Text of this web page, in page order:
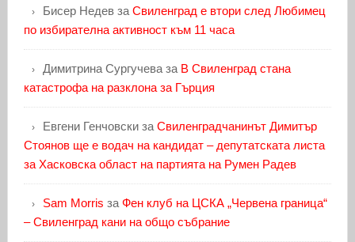
Бисер Недевза Свиленград е втори след Любимец
по избирателна активност към 11 часа
Димитрина Сургучеваза В Свиленград стана
катастрофа на разклона за Гърция
Евгени Генчовскиза Свиленградчанинът Димитър
Стоянов ще е водач на кандидат – депутатската листа
за Хасковска област на партията на Румен Радев
Sam Morris за Фен клуб на ЦСКА „Червена граница“
– Свиленград кани на общо събрание